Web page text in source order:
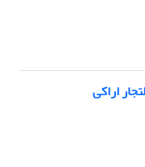
اراکی